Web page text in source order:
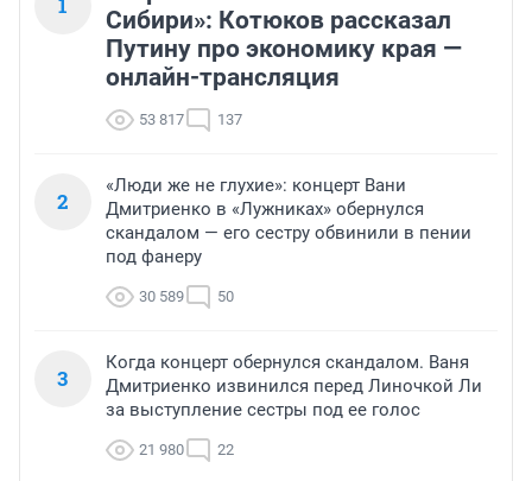
Сибири»: Котюков рассказал
Путину про экономику края —
онлайн-трансляция
53 817 137
2
«Люди же не глухие»: концерт Вани
Дмитриенко в «Лужниках» обернулся
скандалом — его сестру обвинили в пении
под фанеру
30 589 50
3
Когда концерт обернулся скандалом. Ваня
Дмитриенко извинился перед Линочкой Ли
за выступление сестры под ее голос
21 980 22